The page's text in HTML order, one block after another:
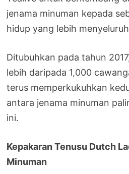
jenama minuman kepada
hidup yang lebih
Ditubuhkan pada tahun
lebih daripada 1,000
terus memperkukuhkan
antara jenama minuman
ini.
Kepakaran Tenusu Dutch
Minuman